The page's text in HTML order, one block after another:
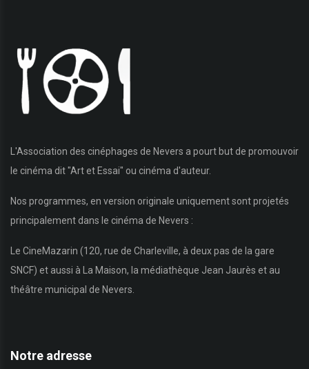
L'Association des cinéphages de Nevers a pourt but de promouvoir
le cinéma dit "Art et Essai" ou cinéma d'auteur.
Nos programmes, en version originale uniquement sont projetés
principalement dans le cinéma de Nevers :
Le CineMazarin (120, rue de Charleville, à deux pas de la gare
SNCF) et aussi à La Maison, la médiathèque Jean Jaurès et au
théâtre municipal de Nevers.
Notre adresse